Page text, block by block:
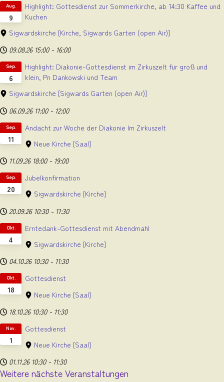
9
Aug.
Highlight: Gottesdienst zur Sommerkirche, ab 14:30 Kaffee und
Kuchen
Sigwardskirche [Kirche, Sigwards Garten (open Air)]
09.08.26 15:00 - 16:00
6
Sep.
Highlight: Diakonie-Gottesdienst im Zirkuszelt für groß und
klein, Pn Dankowski und Team
Sigwardskirche [Sigwards Garten (open Air)]
06.09.26 11:00 - 12:00
11
Sep.
Andacht zur Woche der Diakonie Im Zirkuszelt
Neue Kirche [Saal]
11.09.26 18:00 - 19:00
20
Sep.
Jubelkonfirmation
Sigwardskirche [Kirche]
20.09.26 10:30 - 11:30
4
Okt.
Erntedank-Gottesdienst mit Abendmahl
Sigwardskirche [Kirche]
04.10.26 10:30 - 11:30
18
Okt.
Gottesdienst
Neue Kirche [Saal]
18.10.26 10:30 - 11:30
1
Nov.
Gottesdienst
Neue Kirche [Saal]
01.11.26 10:30 - 11:30
Weitere nächste Veranstaltungen